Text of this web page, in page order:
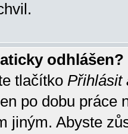
odhlášen?
tlačítko Přihlásit
po dobu práce
jiným. Abyste